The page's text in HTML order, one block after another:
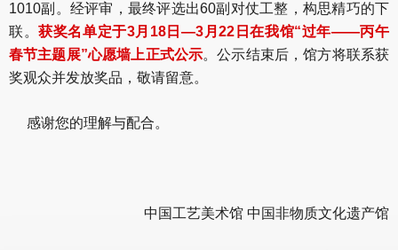
1010副。经评审，最终评选出60副对仗工整，构思精巧的下
联。获奖名单定于3月18日—3月22日在我馆“过年——丙午
春节主题展”心愿墙上正式公示。公示结束后，馆方将联系获
奖观众并发放奖品，敬请留意。
感谢您的理解与配合。
中国工艺美术馆 中国非物质文化遗产馆